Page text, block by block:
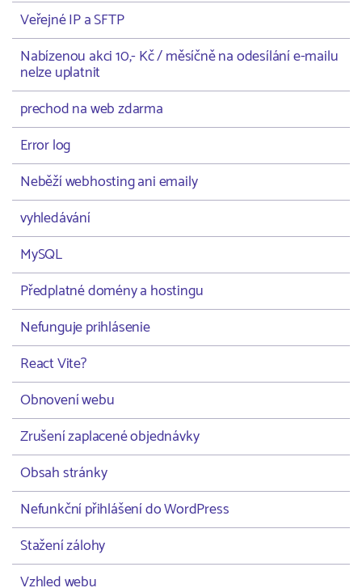
Veřejné IP a SFTP
Nabízenou akci 10,- Kč / měsíčně na odesílání e-mailu
nelze uplatnit
prechod na web zdarma
Error log
Neběží webhosting ani emaily
vyhledávání
MySQL
Předplatné domény a hostingu
Nefunguje prihlásenie
React Vite?
Obnovení webu
Zrušení zaplacené objednávky
Obsah stránky
Nefunkční přihlášení do WordPress
Stažení zálohy
Vzhled webu